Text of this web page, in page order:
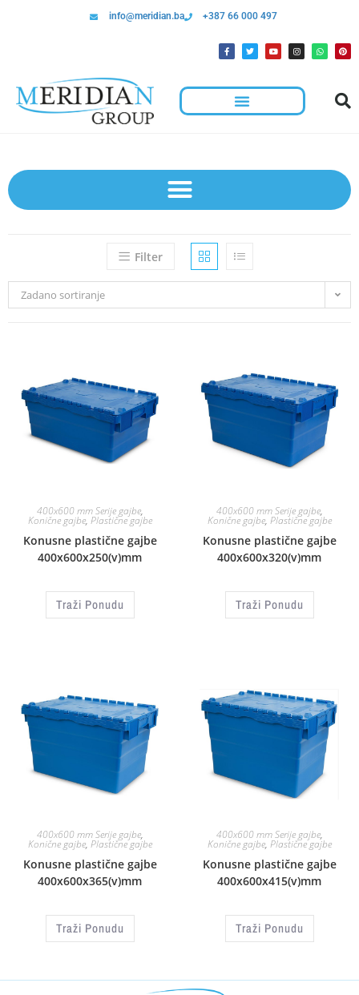
info@meridian.ba +387 66 000 497
Filter
Zadano sortiranje
400x600 mm Serije gajbe,
Konične gajbe, Plastične gajbe
Konusne plastične gajbe
400x600x250(v)mm
Traži Ponudu
400x600 mm Serije gajbe,
Konične gajbe, Plastične gajbe
Konusne plastične gajbe
400x600x320(v)mm
Traži Ponudu
400x600 mm Serije gajbe,
Konične gajbe, Plastične gajbe
Konusne plastične gajbe
400x600x365(v)mm
Traži Ponudu
400x600 mm Serije gajbe,
Konične gajbe, Plastične gajbe
Konusne plastične gajbe
400x600x415(v)mm
Traži Ponudu